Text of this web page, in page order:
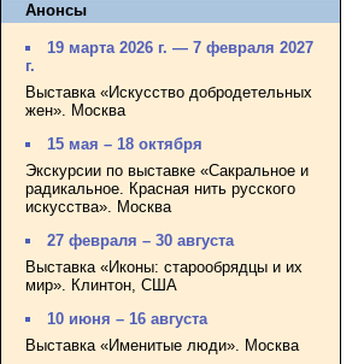
Анонсы
19 марта 2026 г. — 7 февраля 2027
г.
Выставка «Искусство добродетельных
жен». Москва
15 мая – 18 октября
Экскурсии по выставке «Сакральное и
радикальное. Красная нить русского
искусства». Москва
27 февраля – 30 августа
Выставка «Иконы: старообрядцы и их
мир». Клинтон, США
10 июня – 16 августа
Выставка «Именитые люди». Москва